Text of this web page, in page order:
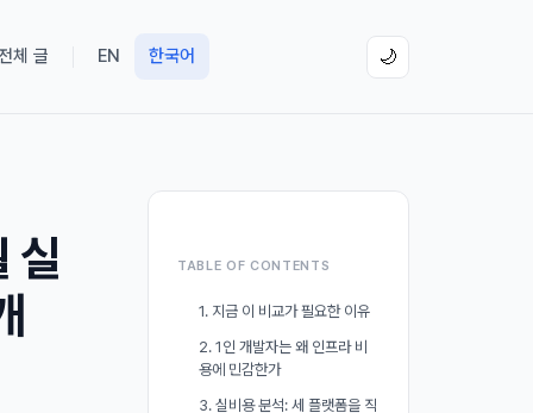
체 글 EN 한국어 🌙
실
TABLE OF CONTENTS
1. 지금 이 비교가 필요한 이유
2. 1인 개발자는 왜 인프라 비
용에 민감한가
3. 실비용 분석: 세 플랫폼을 직